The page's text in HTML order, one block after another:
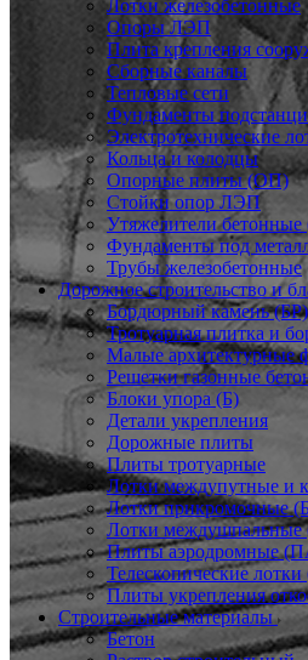
Лотки железобетонные
Опоры ЛЭП
Плита крепления
Сборные каналы
Тепловые сети
Фундаменты
Электротехнические
Кольца и колодцы
Опорные плиты (ОП)
Стойки опор ЛЭП
Утяжелители
Фундаменты под
Трубы железобетонные
Дорожное строительство и
Бордюрный камень (БР)
Тротуарная плитка и
Малые архитектурные
Решетки газонные
Блоки упора (Б)
Детали укрепления
Дорожные плиты
Плиты тротуарные
Лотки междупутные
Лотки прикромочные
Лотки
Плиты аэродромные
Телескопические
Плиты укрепления
Строительные материалы
Бетон